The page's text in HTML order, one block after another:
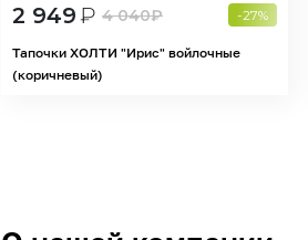
2 949₽ 4 040₽ -27%
Тапочки ХОЛТИ "Ирис" войлочные
(коричневый)